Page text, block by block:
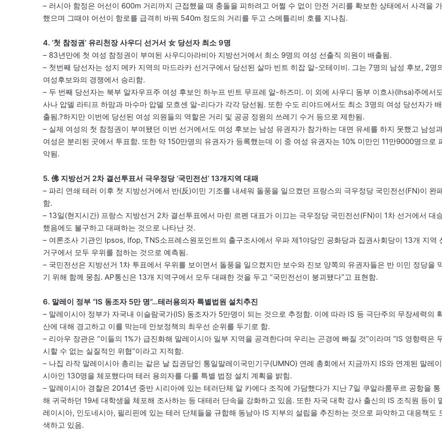
– 러시아 함정은 어선이 600m 거리까지 근접했을 때 충돌을 피하려고 어쩔 수 없이 안전 거리를 확보한 상태에서 사격을 가
했으며 그때야 어선이 항로를 급격히 바꿔 540m 정도의 거리를 두고 스메틀리비 호를 지나침.
4. ‘첫 참정권’ 유리천장 사우디 선거서 女 당선자 최소 9명
– 83년만에 첫 여성 참정권이 부여된 사우디아라비아 지방선거에서 최소 9명의 여성 선출직 의원이 배출됨.
– 첫번째 당선자는 성지 메카 지역의 마드라카 선거구에서 당선된 살마 빈트 히잡 알-오테이비. 그는 7명의 남성 후보, 2명
여성후보와의 경쟁에서 승리함.
– 두 번째 당선자는 북부 알자우프주 여성 후보인 하누프 빈트 무프레 알-하즈미. 이 외에 사우디 동부 이흐사(Ihsa)주에서
사나 압델 라티프 하맘과 마수마 압델 모흐센 알-리다가 각각 당선됨. 또한 수도 리야드에서도 최소 3명의 여성 당선자가 배
출됨.?하지만 이번에 당선된 여성 의원들의 역할은 거리 및 공공 정원의 쓰레기 수거 등으로 제한됨.
– 실제 여성의 첫 참정권이 부여됐던 이번 선거에서도 여성 후보는 남성 유권자가 참가하는 대면 유세를 하지 못했고 남성
여성은 분리된 곳에서 투표함. 또한 약 150만명의 유권자가 등록했는데 이 중 여성 유권자는 10% 미만인 11만9000명으로
악됨.
5. 佛 지방선거 2차 결선투표서 극우정당 ‘국민전선’ 13개지역 대패
– 파리 연쇄 테러 이후 첫 지방선거에서 반(反)이민 기조를 내세워 돌풍을 일으켰던 프랑스의 극우정당 국민전선(FN)이 완
함.
– 13일(현지시간) 프랑스 지방선거 2차 결선투표에서 마린 르펜 대표가 이끄는 극우정당 국민전선(FN)이 1차 선거에서 대
했음에도 불구하고 대패하는 것으로 나타난 것.
– 여론조사 기관인 Ipsos, Ifop, TNS소프레스원포인트의 출구조사에서 우파 제1야당인 공화당과 집권사회당이 13개 지역
거구에서 모두 우위를 점하는 것으로 예측됨.
– 국민전선은 지방선거 1차 투표에서 우위를 보이면서 돌풍을 일으켰지만 보수와 진보 양쪽의 유권자들은 반 이민 정당을
기 위해 함께 뭉침. AP통신은 13개 지역구에서 모두 대패한 것을 두고 “국민전선이 붕괴됐다”고 표현함.
6. 말레이 정부 “IS 동조자 5만 명”…테러용의자 특별법원 설치추진
– 말레이시아 정부가 자국내 이슬람국가(IS) 동조자가 5만명이 되는 것으로 추정함. 이에 따라 IS 등 극단주의 무장세력의
산에 대해 경고하고 이를 막는데 안보정책의 최우선 순위를 두기로 함.
– 리아우 장관은 “이들의 1%가 급진화해 말레이시아 일부 지역을 공격한다며 우리는 곤경에 빠질 것”이라며 “IS 영향력은
시할 수 없는 실질적인 위협”이라고 지적함.
– 나집 라작 말레이시아 총리는 같은 날 집권당인 통일말레이국민기구(UMNO) 연례 총회에서 지금까지 IS와 연계된 말레이
시아인 130명을 체포했다며 테러 용의자를 다룰 특별 법정 설치 계획을 밝힘.
– 말레이시아 경찰은 2014년 중반 시리아에 있는 테러단체 알 카에다 조직에 가담했다가 지난 7일 쿠알라룸푸르 공항을 통
해 귀국하던 19세 대학생을 체포해 조사하는 등 대테러 단속을 강화하고 있음. 또한 자국 대학 강사 출신의 IS 조직원 등이
레이시아, 인도네시아, 필리핀에 있는 테러 단체들을 규합해 동남아 IS 지부의 설립을 추진하는 것으로 파악하고 대응책도
색하고 있음.